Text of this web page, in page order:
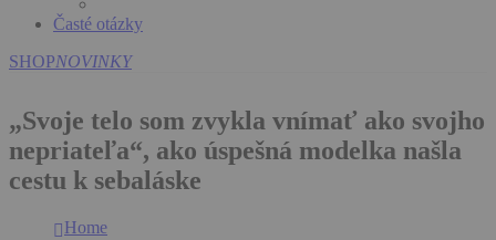
Časté otázky
SHOPNOVINKY
„Svoje telo som zvykla vnímať ako svojho
nepriateľa“, ako úspešná modelka našla
cestu k sebaláske
Home